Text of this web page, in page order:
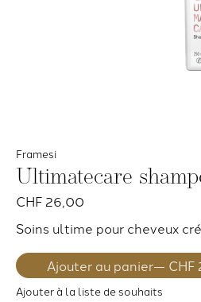
Framesi
Ultimatecare
CHF 26,00
Soins ultime pour cheveux
Ajouter au panier —
Ajouter à la liste de souhaits